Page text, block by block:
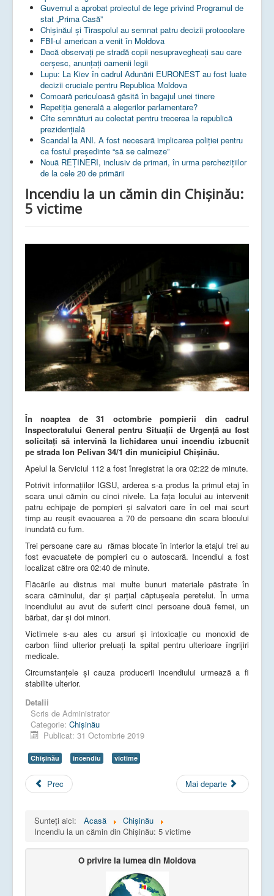
Guvernul a aprobat proiectul de lege privind Programul de
stat „Prima Casă”
Chișinăul și Tiraspolul au semnat patru decizii protocolare
FBI-ul american a venit în Moldova
Dacă observați pe stradă copii nesupravegheați sau care
cerșesc, anunțați oamenii legii
Lupu: La Kiev în cadrul Adunării EURONEST au fost luate
decizii cruciale pentru Republica Moldova
Comoară periculoasă găsită în bagajul unei tinere
Repetiția generală a alegerilor parlamentare?
Cîte semnături au colectat pentru trecerea la republică
prezidențială
Scandal la ANI. A fost necesară implicarea poliției pentru
ca fostul președinte “să se calmeze”
Nouă REȚINERI, inclusiv de primari, în urma perchezițiilor
de la cele 20 de primării
Incendiu la un cămin din Chișinău:
5 victime
În noaptea de 31 octombrie pompierii din cadrul
Inspectoratului General pentru Situații de Urgență au fost
solicitați să intervină la lichidarea unui incendiu izbucnit
pe strada Ion Pelivan 34/1 din municipiul Chișinău.
Apelul la Serviciul 112 a fost înregistrat la ora 02:22 de minute.
Potrivit informațiilor IGSU, arderea s-a produs la primul etaj în
scara unui cămin cu cinci nivele. La fața locului au intervenit
patru echipaje de pompieri și salvatori care în cel mai scurt
timp au reușit evacuarea a 70 de persoane din scara blocului
inundată cu fum.
Trei persoane care au rămas blocate în interior la etajul trei au
fost evacuatete de pompieri cu o autoscară. Incendiul a fost
localizat către ora 02:40 de minute.
Flăcările au distrus mai multe bunuri materiale păstrate în
scara căminului, dar și parțial căptușeala peretelui. În urma
incendiului au avut de suferit cinci persoane două femei, un
bărbat, dar și doi minori.
Victimele s-au ales cu arsuri și intoxicație cu monoxid de
carbon fiind ulterior preluați la spital pentru ulterioare îngrijiri
medicale.
Circumstanțele și cauza producerii incendiului urmează a fi
stabilite ulterior.
Detalii
Scris de Administrator
Categorie: Chișinău
Publicat: 31 Octombrie 2019
Chişinău incendiu victime
Prec Mai departe
Sunteți aici: Acasă
Chișinău
Incendiu la un cămin din Chișinău: 5 victime
O privire la lumea din Moldova